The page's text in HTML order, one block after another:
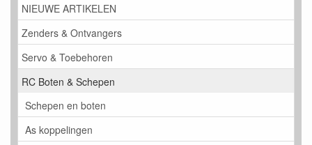
NIEUWE ARTIKELEN
Zenders & Ontvangers
Servo & Toebehoren
RC Boten & Schepen
Schepen en boten
As koppelingen